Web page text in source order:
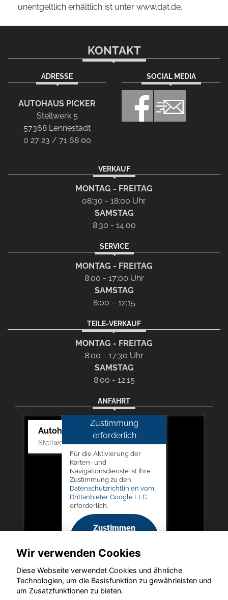
unentgeltlich erhältlich ist unter www.dat.de.
KONTAKT
ADRESSE
AUTOHAUS PICKER
Stellwerk 5
57368 Lennestadt
0 27 23 / 71 68 00
SOCIAL MEDIA
VERKAUF
MONTAG - FREITAG
08:30 - 18:00 Uhr
SAMSTAG
8:30 - 14:00
SERVICE
MONTAG - FREITAG
8:00 - 17:00 Uhr
SAMSTAG
8:00 – 12:15
TEILE-VERKAUF
MONTAG - FREITAG
8:00 - 17:30 Uhr
SAMSTAG
8:00 - 12:15
ANFAHRT
Autohaus Picker
Stellwerk 5, 57368 Lennestadt
Zustimmung
erforderlich
Für die Aktivierung der
Karten- und
Navigationsdienste ist Ihre
Zustimmung zu den
Datenschutzrichtlinien vom
Drittanbieter Google LLC
erforderlich.
Zustimmen
aktivieren
Wir verwenden Cookies
Diese Webseite verwendet Cookies und ähnliche
Technologien, um die Basisfunktion zu gewährleisten und
um Zusatzfunktionen zu bieten.